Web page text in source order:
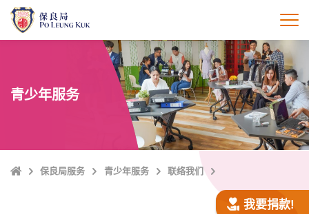
打
青少年服务
Home保良局服务 青少年服务 联络我们
我要捐款!